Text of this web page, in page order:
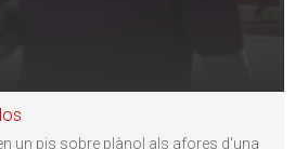
un pis sobre plànol als afores d'una